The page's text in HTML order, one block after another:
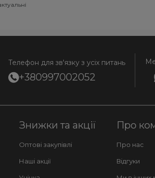
Телефон для зв'язку з усіх питань
+380997002052
Знижки та акції
Оптові закупівлі
Наші акції
Про
Про нас
Відгуки